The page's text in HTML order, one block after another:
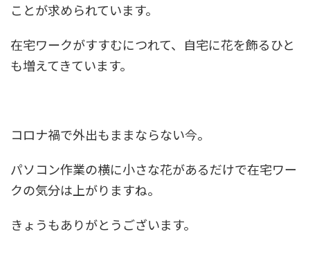
ことが求められています。
在宅ワークがすすむにつれて、自宅に花を飾るひと
も増えてきています。
コロナ禍で外出もままならない今。
パソコン作業の横に小さな花があるだけで在宅ワー
クの気分は上がりますね。
きょうもありがとうございます。